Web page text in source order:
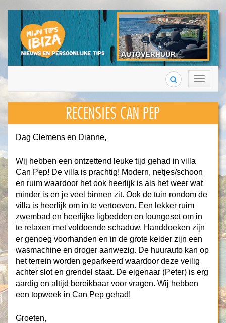
Toggle
navigation
Search
RECENSIES CAN PEP
Dag Clemens en Dianne,
Wij hebben een ontzettend leuke tijd gehad in villa
Can Pep! De villa is prachtig! Modern, netjes/schoon
en ruim waardoor het ook heerlijk is als het weer wat
minder is en je veel binnen zit. Ook de tuin rondom de
villa is heerlijk om in te vertoeven. Een lekker ruim
zwembad en heerlijke ligbedden en loungeset om in
te relaxen met voldoende schaduw. Handdoeken zijn
er genoeg voorhanden en in de grote kelder zijn een
wasmachine en droger aanwezig. De huurauto kan op
het terrein worden geparkeerd waardoor deze veilig
achter slot en grendel staat. De eigenaar (Peter) is erg
aardig en altijd bereikbaar voor vragen. Wij hebben
een topweek in Can Pep gehad!
Groeten,